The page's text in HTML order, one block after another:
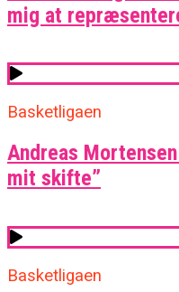
mig at
Basketligaen
Andreas
mit skifte”
Basketligaen